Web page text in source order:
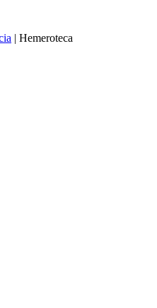
| Hemeroteca